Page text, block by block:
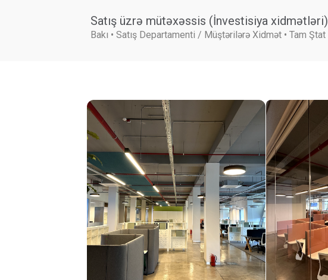
Satış üzrə mütəxəssis (İnvestisiya xidmətləri)
Bakı • Satış Departamenti / Müştərilərə Xidmət • Tam Ştat